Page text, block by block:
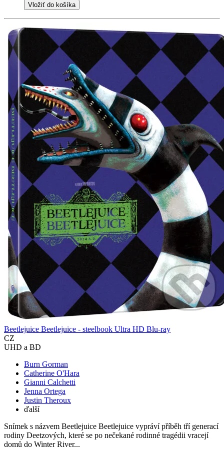
Vložiť do košíka
Beetlejuice Beetlejuice - steelbook Ultra HD Blu-ray
CZ
UHD a BD
Burn Gorman
Catherine O'Hara
Gianni Calchetti
Jenna Ortega
Justin Theroux
ďalší
Snímek s názvem Beetlejuice Beetlejuice vypráví příběh tří generací
rodiny Deetzových, které se po nečekané rodinné tragédii vracejí
domů do Winter River...